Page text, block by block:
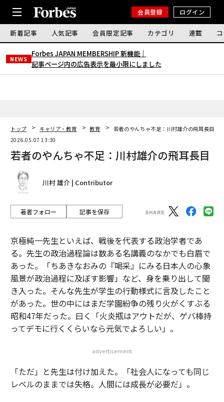
会員登録 ログイン
新着記事 人気記事 会員限定記事 カテゴリ 連載
NEWS
Forbes JAPAN MEMBERSHIP 新機能｜
記事ページ内の広告表示を最小限にしました
トップ キャリア・教育 教育
若者のやんちゃ不足：川村雄介の飛耳長目
2026.05.07 13:30
若者のやんちゃ不足：川村雄介の飛耳長目
川村 雄介 | Contributor
著者フォロー 記事を保存
京極純一先生といえば、戦後を代表する政治学者であ
る。先生の政治過程論は数ある名講義のなかでも白眉で
あった。「ちあきなおみの『喝采』にみる日本人の心象
風景が政治過程に及ぼす影響」など、身を乗り出して聞
き入った。そんな先生が学生の行動様式に言及したこと
があった。世の中にはまだ学園紛争の残り火がくすぶる
昭和47年だった。曰く「火炎瓶はアウトだが、ゲバ棒持
ってデモに行くくらいなら元気でよろしい」。
advertisement
「ただ」と先生は付け加えた。「社会人になっても同じ
レベルのままでは失格。人間には成長が必要だ」。